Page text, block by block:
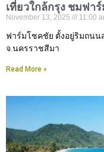
เที่ยวใกล้กรุง ชมฟ
November 13, 2025 11:00
ฟาร์มโชคชัย ตั้งอยู่ริมถนน
จ.นครราชสีมา
Read More »